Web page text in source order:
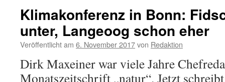
Klimakonferenz in Bonn:
unter, Langeoog schon eher
Veröffentlicht am 6. November 2017von Redaktion
Dirk Maxeiner war viele Jahre
Monatszeitschrift „natur“. Jetzt